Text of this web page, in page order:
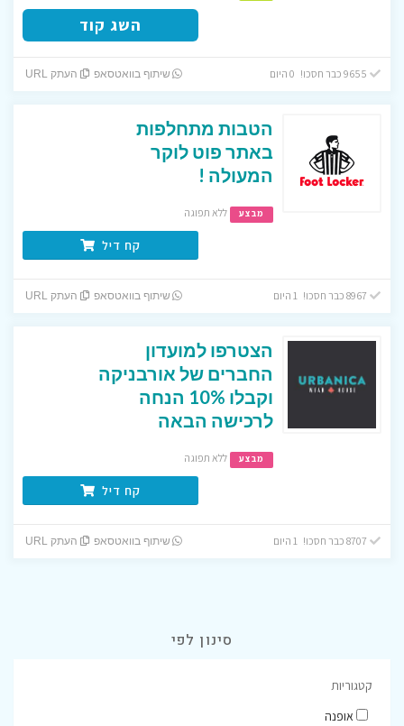
השג קוד
שיתוף בוואטסאפ העתק URL
הטבות מתחלפות
באתר פוט לוקר
המעולה !
מבצע ללא תפוגה
קח דיל
שיתוף בוואטסאפ העתק URL
הצטרפו למועדון
החברים של אורבניקה
וקבלו 10% הנחה
לרכישה הבאה
מבצע ללא תפוגה
קח דיל
שיתוף בוואטסאפ העתק URL
סינון לפי
קטגוריות
אופנה